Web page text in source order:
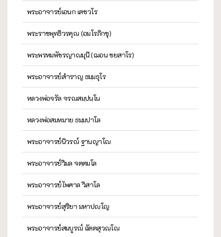
พระอาจารย์เอนก เตชวโร
พระราชพุทธิวรคุณ (อมโรภิกขุ)
พระพรหมพัชรญาณมุนี (ฌอน ชยสาโร)
พระอาจารย์สำราญ ธมฺมธุโร
หลวงพ่อจรัล จรณสมฺปนฺโน
หลวงพ่อสมหมาย ธมฺมปาโล
พระอาจารย์นิวรณ์ ฐานญาโณ
พระอาจารย์วิมล จตฺตมโล
พระอาจารย์ไพศาล วิสาโล
พระอาจารย์สุริยา มหาปญฺโญ
พระอาจารย์สมบูรณ์ ฉัตตสุวณฺโณ